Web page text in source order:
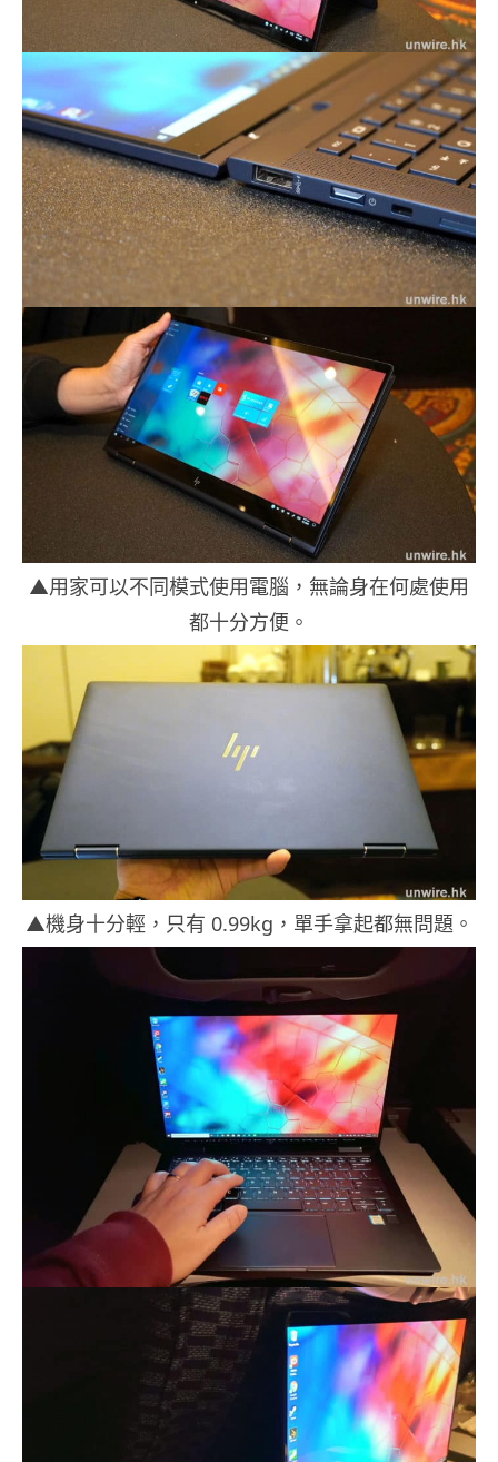
▲用家可以不同模式使用電腦，無論身在何處使用
都十分方便。
▲機身十分輕，只有 0.99kg，單手拿起都無問題。